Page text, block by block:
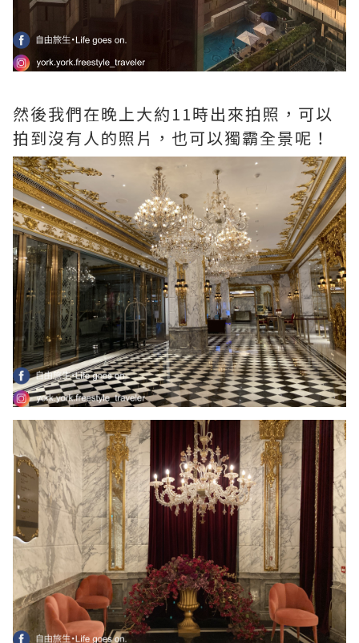
然後我們在晚上大約11時出來拍照，可以
拍到沒有人的照片，也可以獨霸全景呢！